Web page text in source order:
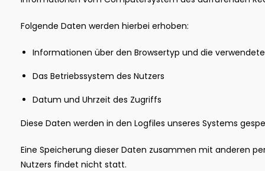
Folgende Daten werden hierbei erhoben:
Informationen über den Browsertyp und die
Das Betriebssystem des Nutzers
Datum und Uhrzeit des Zugriffs
Diese Daten werden in den Logfiles unseres Systems
Eine Speicherung dieser Daten zusammen mit anderen
Nutzers findet nicht statt.